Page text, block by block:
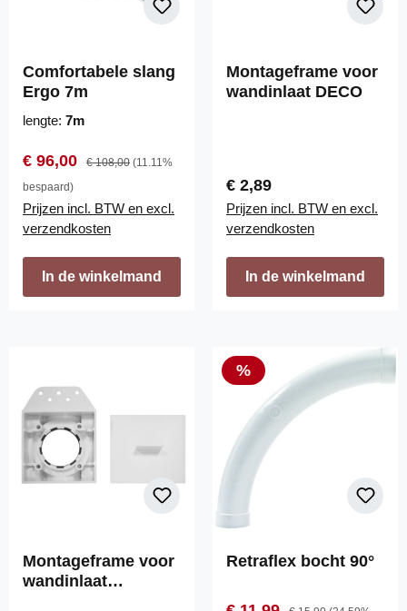
Comfortabele slang
Ergo 7m
lengte: 7m
Verkoopprijs:
€ 96,00 Normale prijs:
€ 108,00 (11.11%
bespaard)
Prijzen incl. BTW en excl.
verzendkosten
In de winkelmand
Montageframe voor
wandinlaat DECO
Normale prijs:
€ 2,89
Prijzen incl. BTW en excl.
verzendkosten
In de winkelmand
Montageframe voor
wandinlaat
Korting
%
Retraflex bocht 90°
Normale prijs: